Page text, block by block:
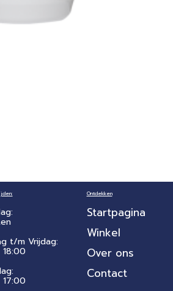
t/m Vrijdag:
Ontdekken
Startpagina
Winkel
Over ons
Contact